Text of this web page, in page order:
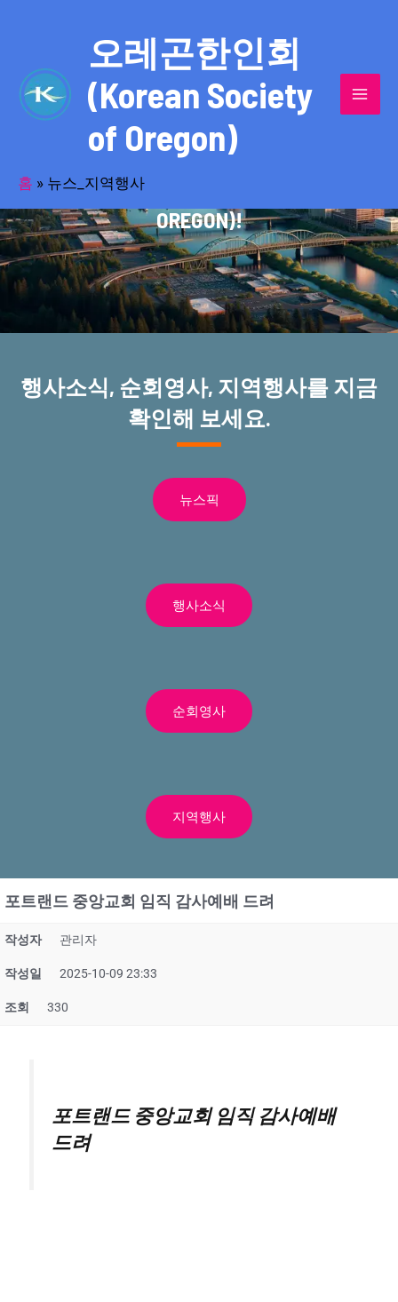
오레곤한인회
(Korean Society
of Oregon)
홈 » 뉴스_지역행사
반세기의 세월을 품고 동포사회를 섬겨온
오레곤한인회(KOREAN SOCIETY OF
OREGON)!
행사소식, 순회영사, 지역행사를 지금
확인해 보세요.
뉴스픽
행사소식
순회영사
지역행사
포트랜드 중앙교회 임직 감사예배 드려
작성자 관리자
작성일 2025-10-09 23:33
조회 330
포트랜드 중앙교회 임직 감사예배
드려